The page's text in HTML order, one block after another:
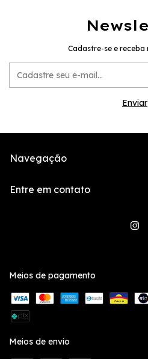
Cadastre-se e receba
Navegação
Entre em contato
Meios de pagamento
Meios de envio